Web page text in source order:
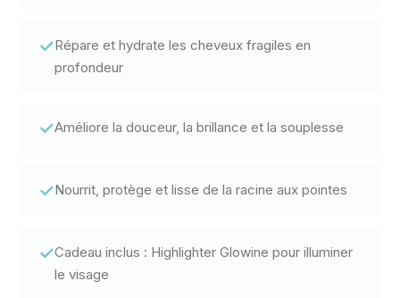
✓Répare et hydrate les cheveux fragiles en
profondeur
✓Améliore la douceur, la brillance et la souplesse
✓Nourrit, protège et lisse de la racine aux pointes
✓Cadeau inclus : Highlighter Glowine pour illuminer
le visage